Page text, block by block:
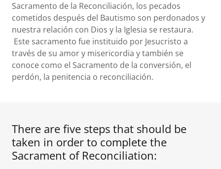
Sacramento de la Reconciliación, los pecados
cometidos después del Bautismo son perdonados y
nuestra relación con Dios y la Iglesia se restaura.
Este sacramento fue instituido por Jesucristo a
través de su amor y misericordia y también se
conoce como el Sacramento de la conversión, el
perdón, la penitencia o reconciliación.
There are five steps that should be
taken in order to complete the
Sacrament of Reconciliation: